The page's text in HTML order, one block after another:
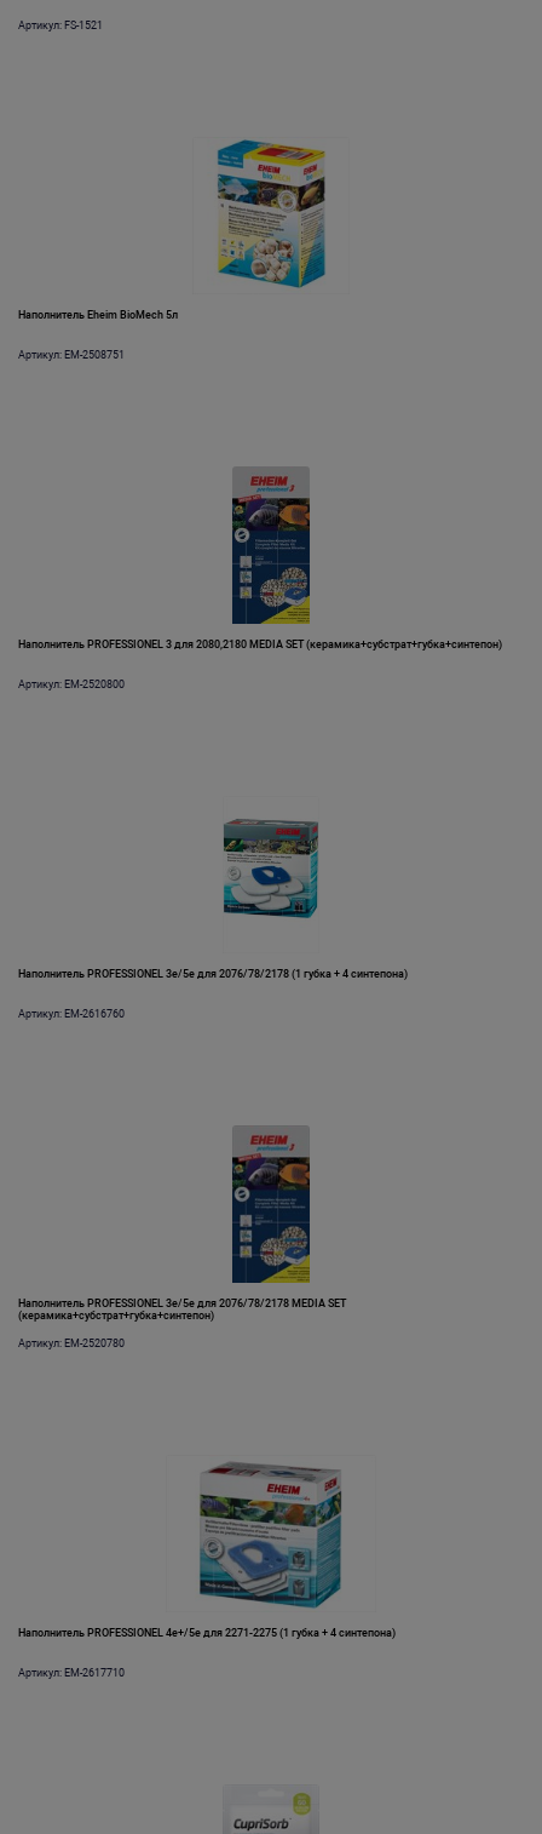
Артикул: FS-1521
Наполнитель Eheim BioMech 5л
Артикул: EM-2508751
Наполнитель PROFESSIONEL 3 для 2080,2180 MEDIA SET (керамика+субстрат+губка+синтепон)
Артикул: EM-2520800
Наполнитель PROFESSIONEL 3е/5e для 2076/78/2178 (1 губка + 4 синтепона)
Артикул: EM-2616760
Наполнитель PROFESSIONEL 3е/5е для 2076/78/2178 MEDIA SET
(керамика+субстрат+губка+синтепон)
Артикул: EM-2520780
Наполнитель PROFESSIONEL 4e+/5e для 2271-2275 (1 губка + 4 синтепона)
Артикул: EM-2617710